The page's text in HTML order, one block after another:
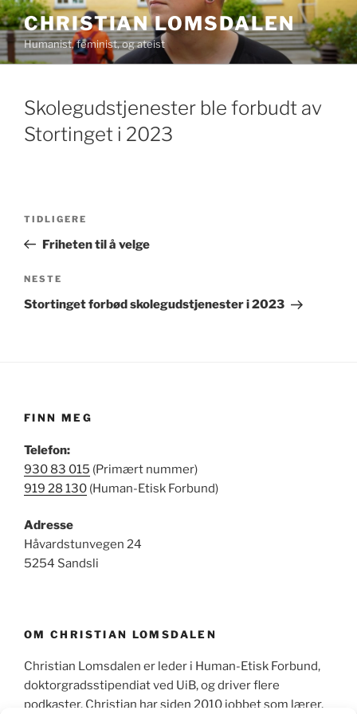
Gå
til
innhold
CHRISTIAN LOMSDALEN
Humanist, feminist, og ateist
Skolegudstjenester ble forbudt av
Stortinget i 2023
Forrige
innlegg
TIDLIGERE
Friheten til å velge
Neste
innlegg
NESTE
Stortinget forbød skolegudstjenester i 2023
FINN MEG
Telefon:
930 83 015 (Primært nummer)
919 28 130 (Human-Etisk Forbund)
Adresse
Håvardstunvegen 24
5254 Sandsli
OM CHRISTIAN LOMSDALEN
Christian Lomsdalen er leder i Human-Etisk Forbund,
doktorgradsstipendiat ved UiB, og driver flere
podkaster. Christian har siden 2010 jobbet som lærer,